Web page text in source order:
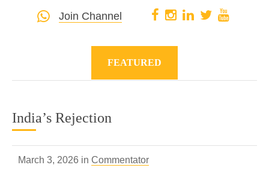
Join Channel
FEATURED
India’s Rejection
March 3, 2026 in Commentator